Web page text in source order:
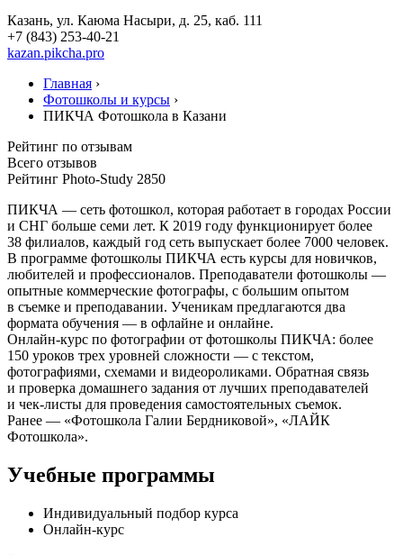
Казань, ул. Каюма Насыри, д. 25, каб. 111
+7 (843) 253-40-21
kazan.pikcha.pro
Главная ›
Фотошколы и курсы ›
ПИКЧА Фотошкола в Казани
Рейтинг по отзывам
Всего отзывов
Рейтинг Photo-Study 2850
ПИКЧА — сеть фотошкол, которая работает в городах России
и СНГ больше семи лет. К 2019 году функционирует более
38 филиалов, каждый год сеть выпускает более 7000 человек.
В программе фотошколы ПИКЧА есть курсы для новичков,
любителей и профессионалов. Преподаватели фотошколы —
опытные коммерческие фотографы, с большим опытом
в съемке и преподавании. Ученикам предлагаются два
формата обучения — в офлайне и онлайне.
Онлайн-курс по фотографии от фотошколы ПИКЧА: более
150 уроков трех уровней сложности — с текстом,
фотографиями, схемами и видеороликами. Обратная связь
и проверка домашнего задания от лучших преподавателей
и чек-листы для проведения самостоятельных съемок.
Ранее — «Фотошкола Галии Бердниковой», «ЛАЙК
Фотошкола».
Учебные программы
Индивидуальный подбор курса
Онлайн-курс